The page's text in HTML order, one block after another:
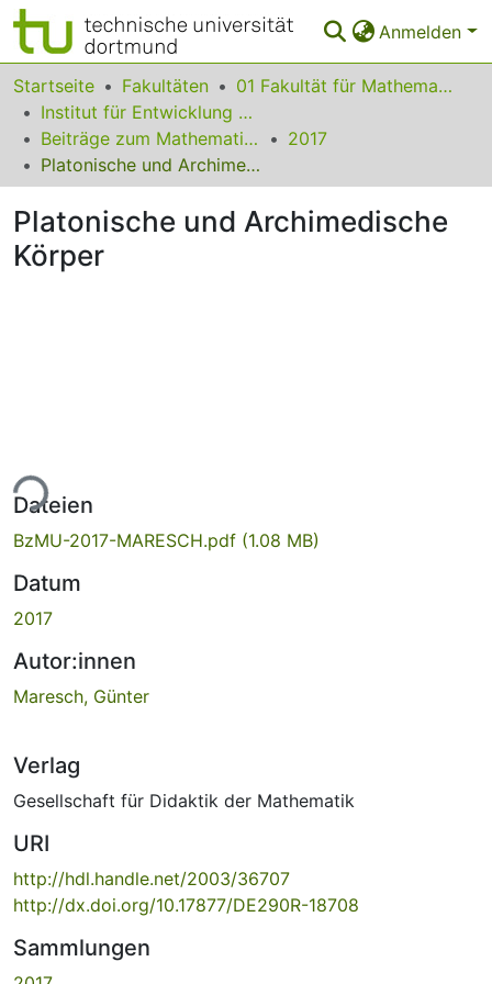
Anmelden
Bereiche & Sammlungen
Das gesamte Repositorium
Statistiken
FAQ
Leitlinien
Startseite Fakultäten
01 Fakultät für Mathematik
Institut für Entwicklung und Erforschung des Mathematikunterrichts
Beiträge zum Mathematikunterricht
2017
Platonische und Archimedische Körper
Platonische und Archimedische
Körper
Dateien
BzMU-2017-MARESCH.pdf (1.08 MB)
Datum
2017
Autor:innen
Maresch, Günter
Verlag
Gesellschaft für Didaktik der Mathematik
URI
http://hdl.handle.net/2003/36707
http://dx.doi.org/10.17877/DE290R-18708
Sammlungen